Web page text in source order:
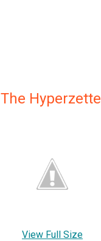
The Hyperzette
View Full Size